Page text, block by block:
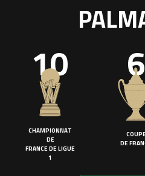
10
CHAMPIONNAT
DE
FRANCE DE LIGUE
1
6
DE